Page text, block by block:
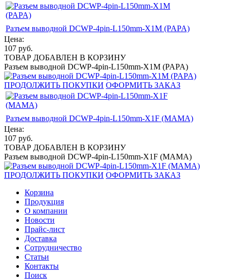
Разъем выводной DCWP-4pin-L150mm-X1M (PAPA)
Цена:
107 руб.
ТОВАР ДОБАВЛЕН В КОРЗИНУ
Разъем выводной DCWP-4pin-L150mm-X1M (PAPA)
ПРОДОЛЖИТЬ ПОКУПКИ ОФОРМИТЬ ЗАКАЗ
Разъем выводной DCWP-4pin-L150mm-X1F (MAMA)
Цена:
107 руб.
ТОВАР ДОБАВЛЕН В КОРЗИНУ
Разъем выводной DCWP-4pin-L150mm-X1F (MAMA)
ПРОДОЛЖИТЬ ПОКУПКИ ОФОРМИТЬ ЗАКАЗ
Корзина
Продукция
О компании
Новости
Прайс-лист
Доставка
Сотрудничество
Статьи
Контакты
Поиск